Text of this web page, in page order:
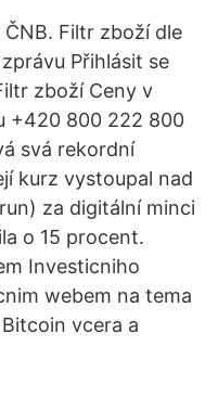
ČNB. Filtr zboží dle
Přihlásit se
zboží Ceny v
+420 800 222 800
svá rekordní
kurz vystoupal nad
za digitální minci
o 15 procent.
Investicniho
webem na tema
vcera a